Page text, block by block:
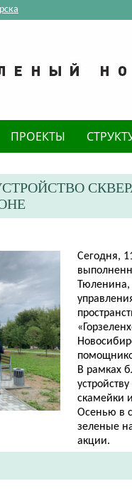
ПРОЕКТЫ
Сегодня,
Тюленина,
В рамках
скамейки
Осенью в
зеленые
акции.